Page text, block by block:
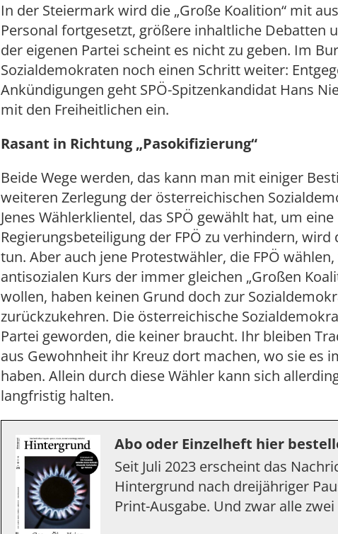
In der Steiermark wird die „Große Koalition“ mit
Personal fortgesetzt, größere inhaltliche Debatten
der eigenen Partei scheint es nicht zu geben. Im
Sozialdemokraten noch einen Schritt weiter:
Ankündigungen geht SPÖ-Spitzenkandidat Hans
mit den Freiheitlichen ein.
Rasant in Richtung „Pasokifizierung“
Beide Wege werden, das kann man mit einiger
weiteren Zerlegung der österreichischen
Jenes Wählerklientel, das SPÖ gewählt hat, um eine
Regierungsbeteiligung der FPÖ zu verhindern,
tun. Aber auch jene Protestwähler, die FPÖ
antisozialen Kurs der immer gleichen „Großen
wollen, haben keinen Grund doch zur
zurückzukehren. Die österreichische
Partei geworden, die keiner braucht. Ihr bleiben
aus Gewohnheit ihr Kreuz dort machen, wo sie es
haben. Allein durch diese Wähler kann sich
langfristig halten.
Abo oder Einzelheft hier
Seit Juli 2023 erscheint das
Hintergrund nach dreijähriger
Print-Ausgabe. Und zwar alle